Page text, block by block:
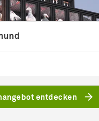
entdecken